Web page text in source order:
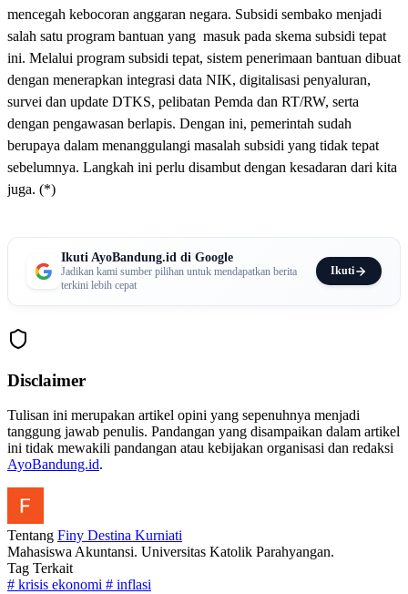
mencegah kebocoran anggaran negara. Subsidi sembako menjadi
salah satu program bantuan yang masuk pada skema subsidi tepat
ini. Melalui program subsidi tepat, sistem penerimaan bantuan dibuat
dengan menerapkan integrasi data NIK, digitalisasi penyaluran,
survei dan update DTKS, pelibatan Pemda dan RT/RW, serta
dengan pengawasan berlapis. Dengan ini, pemerintah sudah
berupaya dalam menanggulangi masalah subsidi yang tidak tepat
sebelumnya. Langkah ini perlu disambut dengan kesadaran dari kita
juga. (*)
Ikuti AyoBandung.id di Google
Jadikan kami sumber pilihan untuk mendapatkan berita
terkini lebih cepat
Ikuti
Disclaimer
Tulisan ini merupakan artikel opini yang sepenuhnya menjadi
tanggung jawab penulis. Pandangan yang disampaikan dalam artikel
ini tidak mewakili pandangan atau kebijakan organisasi dan redaksi
AyoBandung.id.
Tentang Finy Destina Kurniati
Mahasiswa Akuntansi. Universitas Katolik Parahyangan.
Tag Terkait
# krisis ekonomi # inflasi